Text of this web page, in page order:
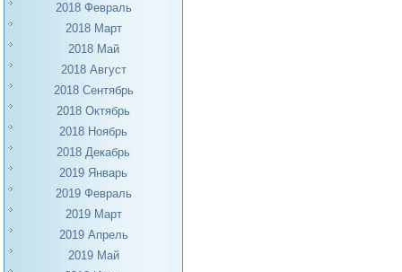
2018 Февраль
2018 Март
2018 Май
2018 Август
2018 Сентябрь
2018 Октябрь
2018 Ноябрь
2018 Декабрь
2019 Январь
2019 Февраль
2019 Март
2019 Апрель
2019 Май